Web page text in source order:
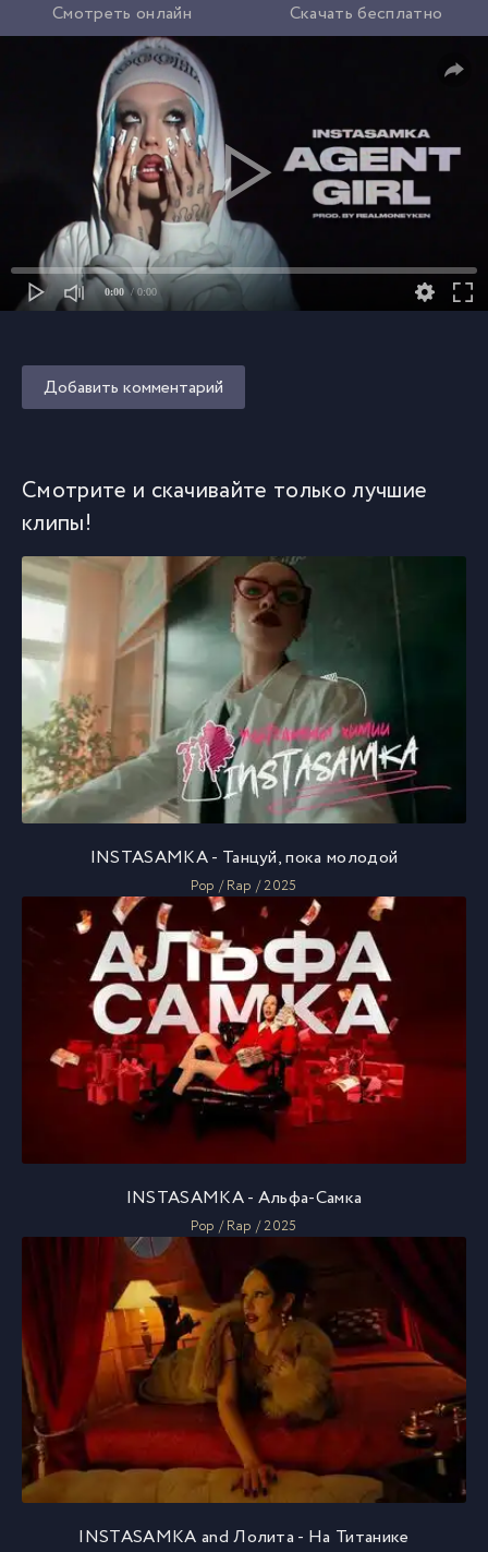
Смотреть онлайн Скачать бесплатно
0:00 / 0:00
Добавить комментарий
Смотрите и скачивайте только лучшие
клипы!
INSTASAMKA - Танцуй, пока молодой
Pop / Rap / 2025
INSTASAMKA - Альфа-Самка
Pop / Rap / 2025
INSTASAMKA and Лолита - На Титанике